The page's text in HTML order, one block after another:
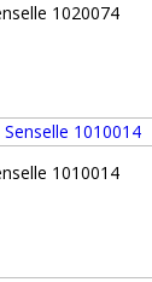
1020074
1010014